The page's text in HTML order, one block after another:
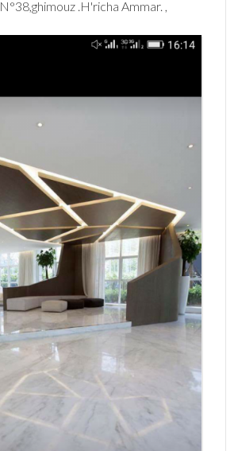
N°38,ghimouz .H'richa Ammar. ,